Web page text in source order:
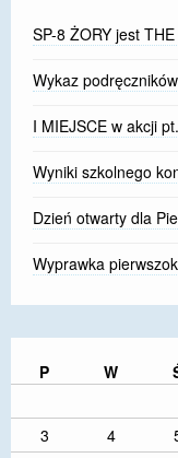
SP-8 ŻORY jest
Wykaz
I MIEJSCE w akcji
Wyniki szkolnego
Dzień otwarty dla
Wyprawka
P
W
3
4